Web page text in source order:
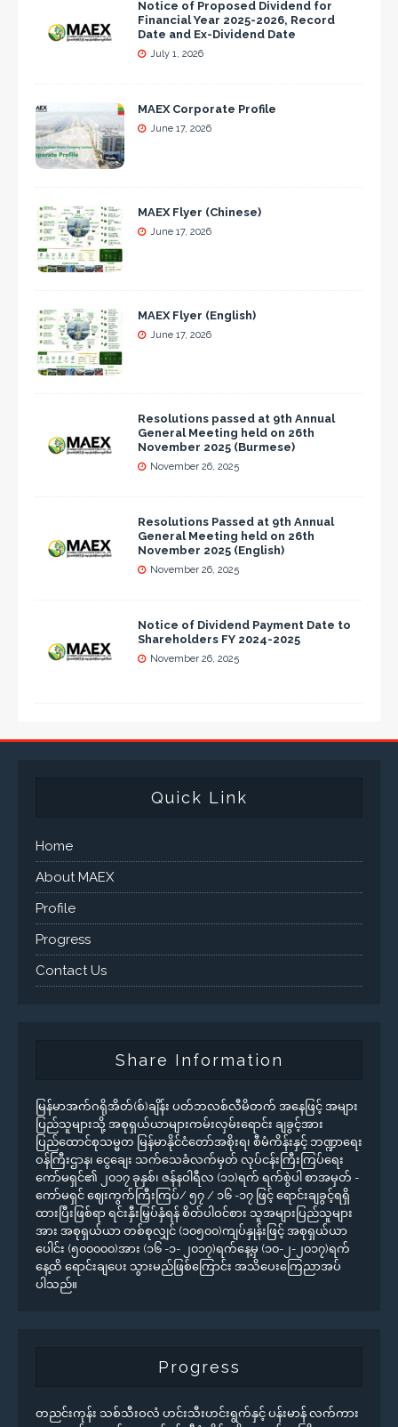
Notice of Proposed Dividend for
Financial Year 2025-2026, Record
Date and Ex-Dividend Date
July 1, 2026
MAEX Corporate Profile
June 17, 2026
MAEX Flyer (Chinese)
June 17, 2026
MAEX Flyer (English)
June 17, 2026
Resolutions passed at 9th Annual
General Meeting held on 26th
November 2025 (Burmese)
November 26, 2025
Resolutions Passed at 9th Annual
General Meeting held on 26th
November 2025 (English)
November 26, 2025
Notice of Dividend Payment Date to
Shareholders FY 2024-2025
November 26, 2025
Quick Link
Home
About MAEX
Profile
Progress
Contact Us
Share Information
မြန်မာအက်ဂရိုအိတ်(စ်)ချိန်း ပတ်ဘလစ်လီမိတက် အနေဖြင့် အများ
ပြည်သူများသို့ အစုရှယ်ယာများကမ်းလှမ်းရောင်း ချခွင့်အား
ပြည်ထောင်စုသမ္မတ မြန်မာနိုင်ငံတော်အစိုးရ၊ စီမံကိန်းနှင့် ဘဏ္ဍာရေး
ဝန်ကြီးဌာန၊ ငွေချေး သက်သေခံလက်မှတ် လုပ်ငန်းကြီးကြပ်ရေး
ကော်မရှင်၏ ၂၀၁၇ ခုနှစ်၊ ဇန်နဝါရီလ (၁၁)ရက် ရက်စွဲပါ စာအမှတ် -
ကော်မရှင် ဈေးကွက်ကြီးကြပ်/ ၅၇ / ၁၆ -၁၇ ဖြင့် ရောင်းချခွင့်ရရှိ
ထားပြီးဖြစ်ရာ ရင်းနှီးမြှပ်နှံရန် စိတ်ပါဝင်စား သူအများပြည်သူများ
အား အစုရှယ်ယာ တစ်စုလျှင် (၁၀၅၀၀)ကျပ်နှုန်းဖြင့် အစုရှယ်ယာ
ပေါင်း (၅၀၀၀၀၀)အား (၁၆ -၁- ၂၀၁၇)ရက်နေ့မှ (၁၀-၂-၂၀၁၇)ရက်
နေ့ထိ ရောင်းချပေး သွားမည်ဖြစ်ကြောင်း အသိပေးကြေညာအပ်
ပါသည်။
Progress
တညင်းကုန်း သစ်သီးဝလံ ဟင်းသီးဟင်းရွက်နှင့် ပန်းမာန် လက်ကား